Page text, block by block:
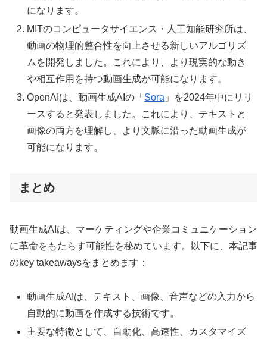
になります。
MITのコンピュータサイエンス・人工知能研究所は、
動画の物理的整合性を向上させる新しいアルゴリズ
ムを開発しました。これにより、より現実的な動き
や相互作用を持つ動画生成が可能になります。
OpenAIは、動画生成AIの「 Sora 」を2024年中にリリ
ースすると発表しました。これにより、テキストと
画像の両方を理解し、より文脈に沿った動画生成が
可能になります。
まとめ
動画生成AIは、マーケティングや企業コミュニケーション
に革命をもたらす可能性を秘めています。以下に、本記事
のkey takeawaysをまとめます：
動画生成AIは、テキスト、画像、音声などの入力から
自動的に動画を作成する技術です。
主要な特徴として、自動化、高速性、カスタマイズ